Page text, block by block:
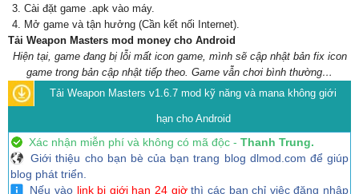
Cài đặt game .apk vào máy.
Mở game và tận hưởng (Cần kết nối Internet).
Tải Weapon Masters mod money cho Android
Hiện tại, game đang bị lỗi mất icon game, mình sẽ cập nhật bản fix icon
game trong bản cập nhật tiếp theo. Game vẫn chơi bình thường…
Tải Weapon Masters v1.6.7 mod kỹ năng và mana không giới
hạn cho Android
Xác nhận miễn phí và không có mã độc - Thanh Trung.
Giới thiệu cho bạn bè của bạn trang blog dlmod.com để giúp
blog phát triển.
Nếu vào link bị giới hạn 24 giờthì các bạn chỉ việc đăng nhập